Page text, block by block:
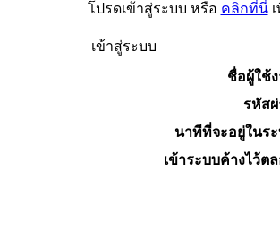
โปรดเข้าสู่ระบบ หรือ คลิกที่นี่เ
เข้าสู่ระบบ
ชื่อผู้ใช้
รหัส
นาทีที่จะอยู่ในร
เข้าระบบค้างไว้ต